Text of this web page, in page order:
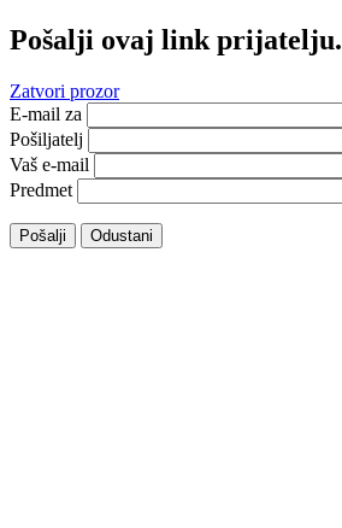
Pošalji ovaj link prijatelju.
Zatvori prozor
E-mail za
Pošiljatelj
Vaš e-mail
Predmet
Pošalji Odustani